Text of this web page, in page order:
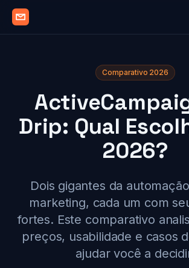
Comparativo 2026
Drip: Qual
2026?
Dois gigantes da
marketing, cada um com
fortes. Este comparativo
preços, usabilidade e casos
ajudar você a